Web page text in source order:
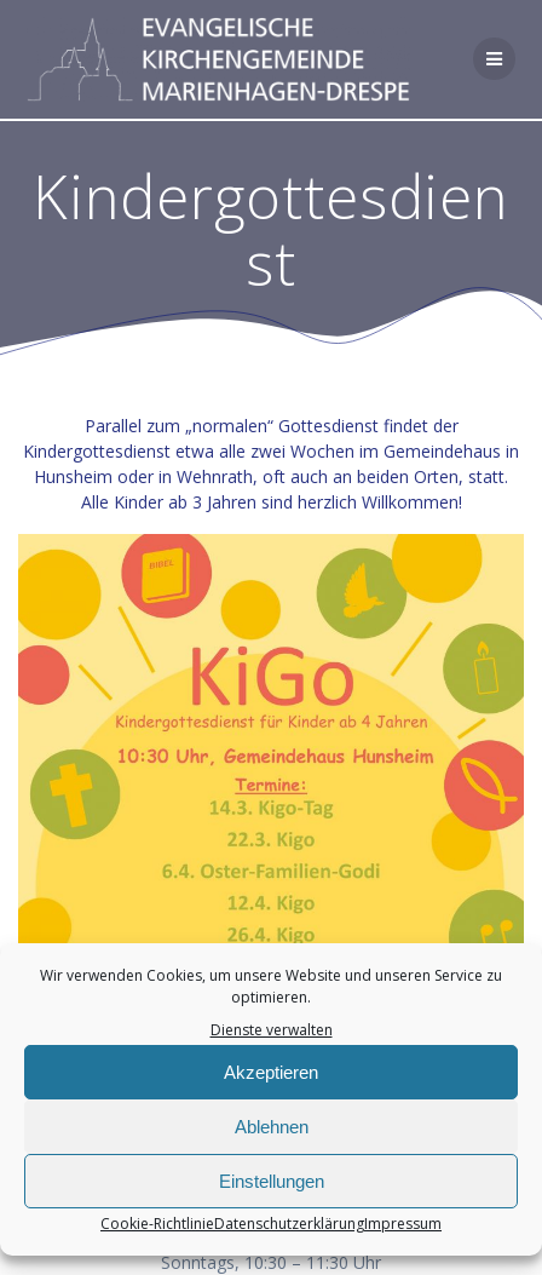
Wir verwenden Cookies, um unsere Website und unseren Service zu
optimieren.
Dienste verwalten
Akzeptieren
Ablehnen
Einstellungen
Cookie-RichtlinieDatenschutzerklärungImpressum
Inhalt
springen
Kindergottesdien
st
Parallel zum „normalen“ Gottesdienst findet der
Kindergottesdienst etwa alle zwei Wochen im Gemeindehaus in
Hunsheim oder in Wehnrath, oft auch an beiden Orten, statt.
Alle Kinder ab 3 Jahren sind herzlich Willkommen!
Sonntags, 10:30 – 11:30 Uhr